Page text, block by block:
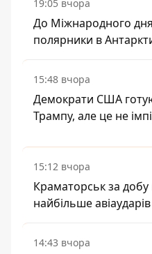
19:05 вчора
До Міжнародного дня
полярники в
15:48 вчора
Демократи США
Трампу, але це не
15:12 вчора
Краматорськ за добу
найбільше
14:43 вчора